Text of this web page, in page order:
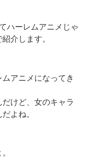
ハーレムアニメじゃ
介します。
アニメになってき
けど、女のキャラ
よね。